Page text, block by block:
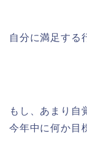
自分に満足する
もし、あまり自
今年中に何か目